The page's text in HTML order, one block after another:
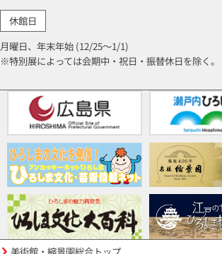
休館日
月曜日、年末年始 (12/25～1/1)
※特別展によっては会期中・祝日・振替休日を除く。
美術館・縮景園総合トップ